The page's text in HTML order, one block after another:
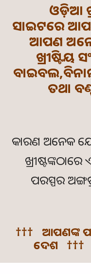
ଓଡ଼ିଆ
ସାଇଟରେ
ଆପଣ
ଖ୍ରୀଷ୍ଟିୟ
ତଥା
କାରଣ ଅନେକ
ପରସ୍ପର
††† ଆପଣଙ୍କ
ଦେଶ †††